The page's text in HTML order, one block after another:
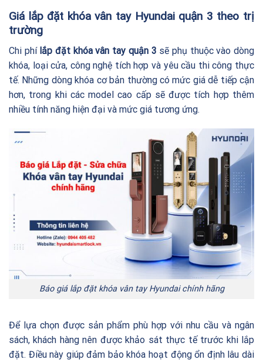
Giá lắp đặt khóa vân tay Hyundai quận 3 theo trị
trường
Chi phí lắp đặt khóa vân tay quận 3 sẽ phụ thuộc vào dòng
khóa, loại cửa, công nghệ tích hợp và yêu cầu thi công thực
tế. Những dòng khóa cơ bản thường có mức giá dễ tiếp cận
hơn, trong khi các model cao cấp sẽ được tích hợp thêm
nhiều tính năng hiện đại và mức giá tương ứng.
Báo giá lắp đặt khóa vân tay Hyundai chính hãng
Để lựa chọn được sản phẩm phù hợp với nhu cầu và ngân
sách, khách hàng nên được khảo sát thực tế trước khi lắp
đặt. Điều này giúp đảm bảo khóa hoạt động ổn định lâu dài